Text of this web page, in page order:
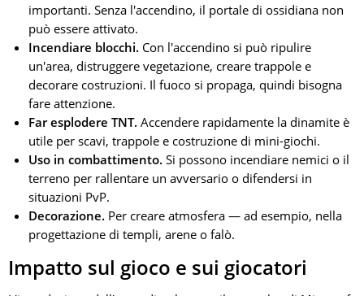
importanti. Senza l'accendino, il portale di ossidiana non
può essere attivato.
Incendiare blocchi. Con l'accendino si può ripulire
un'area, distruggere vegetazione, creare trappole e
decorare costruzioni. Il fuoco si propaga, quindi bisogna
fare attenzione.
Far esplodere TNT. Accendere rapidamente la dinamite è
utile per scavi, trappole e costruzione di mini-giochi.
Uso in combattimento. Si possono incendiare nemici o il
terreno per rallentare un avversario o difendersi in
situazioni PvP.
Decorazione. Per creare atmosfera — ad esempio, nella
progettazione di templi, arene o falò.
Impatto sul gioco e sui giocatori